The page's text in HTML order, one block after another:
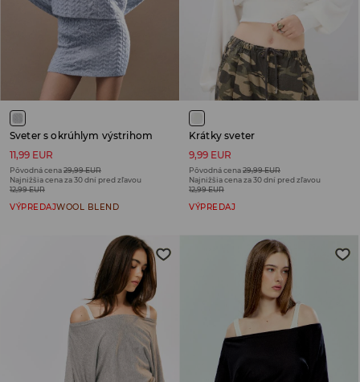
Sveter s okrúhlym výstrihom
11,99 EUR
Pôvodná cena29,99 EUR
Najnižšia cena za 30 dní pred zľavou
12,99 EUR
VÝPREDAJWOOL BLEND
Krátky sveter
9,99 EUR
Pôvodná cena29,99 EUR
Najnižšia cena za 30 dní pred zľavou
12,99 EUR
VÝPREDAJ